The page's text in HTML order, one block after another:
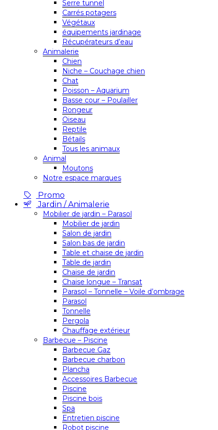
Serre tunnel
Carrés potagers
Végétaux
équipements jardinage
Récupérateurs d’eau
Animalerie
Chien
Niche – Couchage chien
Chat
Poisson – Aquarium
Basse cour – Poulailler
Rongeur
Oiseau
Reptile
Bétails
Tous les animaux
Animal
Moutons
Notre espace marques
Promo
Jardin / Animalerie
Mobilier de jardin – Parasol
Mobilier de jardin
Salon de jardin
Salon bas de jardin
Table et chaise de jardin
Table de jardin
Chaise de jardin
Chaise longue – Transat
Parasol – Tonnelle – Voile d’ombrage
Parasol
Tonnelle
Pergola
Chauffage extérieur
Barbecue – Piscine
Barbecue Gaz
Barbecue charbon
Plancha
Accessoires Barbecue
Piscine
Piscine bois
Spa
Entretien piscine
Robot piscine